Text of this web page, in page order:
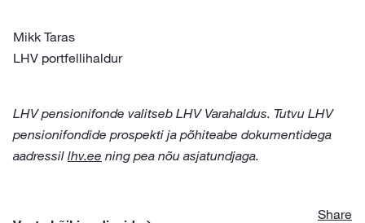
Mikk Taras
LHV portfellihaldur
LHV pensionifonde valitseb LHV Varahaldus. Tutvu LHV
pensionifondide prospekti ja põhiteabe dokumentidega
aadressil lhv.ee ning pea nõu asjatundjaga.
Share